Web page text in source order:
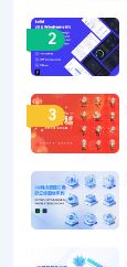
2
3
4